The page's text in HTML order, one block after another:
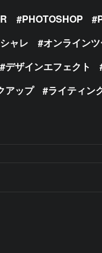
PHOTOSHOP
ャレ オンライン
デザインエフェクト
アップ ライティン